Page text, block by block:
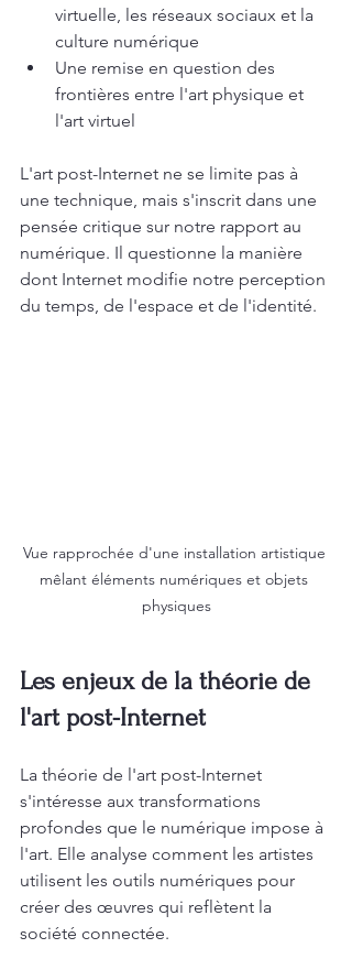
virtuelle, les réseaux sociaux et la
culture numérique
Une remise en question des
frontières entre l'art physique et
l'art virtuel
L'art post-Internet ne se limite pas à
une technique, mais s'inscrit dans une
pensée critique sur notre rapport au
numérique. Il questionne la manière
dont Internet modifie notre perception
du temps, de l'espace et de l'identité.
Vue rapprochée d'une installation artistique
mêlant éléments numériques et objets
physiques
Les enjeux de la théorie de
l'art post-Internet
La théorie de l'art post-Internet
s'intéresse aux transformations
profondes que le numérique impose à
l'art. Elle analyse comment les artistes
utilisent les outils numériques pour
créer des œuvres qui reflètent la
société connectée.